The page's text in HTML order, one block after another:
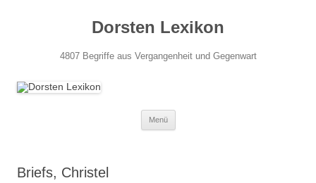
Dorsten Lexikon
4807 Begriffe aus Vergangenheit und Gegenwart
Menü
Briefs, Christel